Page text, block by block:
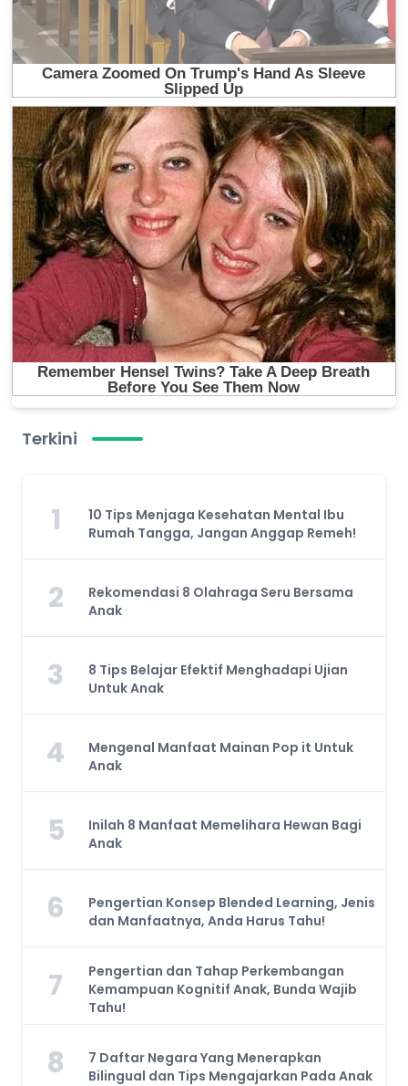
Terkini
1
10 Tips Menjaga Kesehatan Mental Ibu
Rumah Tangga, Jangan Anggap Remeh!
2
Rekomendasi 8 Olahraga Seru Bersama
Anak
3
8 Tips Belajar Efektif Menghadapi Ujian
Untuk Anak
4
Mengenal Manfaat Mainan Pop it Untuk
Anak
5
Inilah 8 Manfaat Memelihara Hewan Bagi
Anak
6
Pengertian Konsep Blended Learning, Jenis
dan Manfaatnya, Anda Harus Tahu!
7
Pengertian dan Tahap Perkembangan
Kemampuan Kognitif Anak, Bunda Wajib
Tahu!
8
7 Daftar Negara Yang Menerapkan
Bilingual dan Tips Mengajarkan Pada Anak